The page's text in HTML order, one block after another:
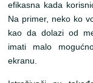
efikasna kada
Na primer, neko ko
kao da dolazi od
imati malo
ekranu.